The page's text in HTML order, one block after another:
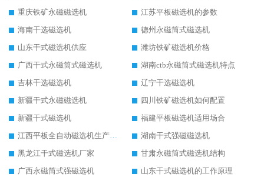
重庆铁矿永磁磁选机
江苏平板磁选机的参数
海南干选磁选机
德州永磁筒式磁选机
山东干式磁选机供应
潍坊铁矿磁选机价格
广西干式永磁筒式磁选机
湖南ctb永磁筒式磁选机特点
吉林干选磁选机
辽宁干选磁选机
新疆干式永磁磁选机
四川铁矿磁选机如何配置
新疆干式磁选机
福建平板磁选机适用场合
江西平板全自动磁选机生产厂家
湖南干式强磁磁选机
黑龙江干式磁选机厂家
甘肃永磁筒式磁选机结构
广西永磁筒式强磁选机
山东干式磁选机的工作原理